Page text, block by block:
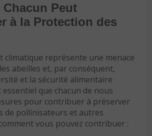
Chacun Peut
à la Protection des
climatique représente une menace
abeilles et, par conséquent,
et la sécurité alimentaire
essentiel que chacun de nous
pour contribuer à préserver
de pollinisateurs et autres
vous pouvez contribuer :